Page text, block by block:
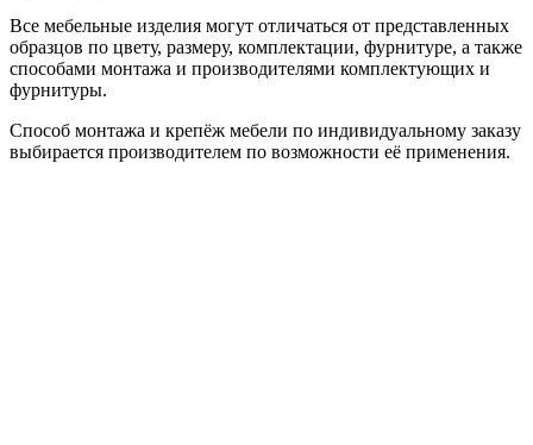
Все мебельные изделия могут отличаться от представленных
образцов по цвету, размеру, комплектации, фурнитуре, а также
способами монтажа и производителями комплектующих и
фурнитуры.
Способ монтажа и крепёж мебели по индивидуальному заказу
выбирается производителем по возможности её применения.